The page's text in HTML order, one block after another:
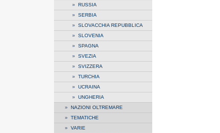
» RUSSIA
» SERBIA
» SLOVACCHIA REPUBBLICA
» SLOVENIA
» SPAGNA
» SVEZIA
» SVIZZERA
» TURCHIA
» UCRAINA
» UNGHERIA
» NAZIONI OLTREMARE
» TEMATICHE
» VARIE